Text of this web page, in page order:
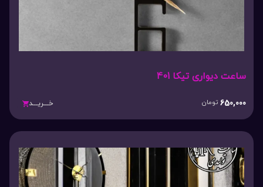
ساعت دیواری تیکا 401
650,000 تومان خـــریـــد